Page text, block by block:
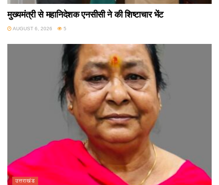
मुख्यमंत्री से महानिदेशक एनसीसी ने की शिष्टाचार भेंट
AUGUST 6, 2026 5
उत्तराखंड